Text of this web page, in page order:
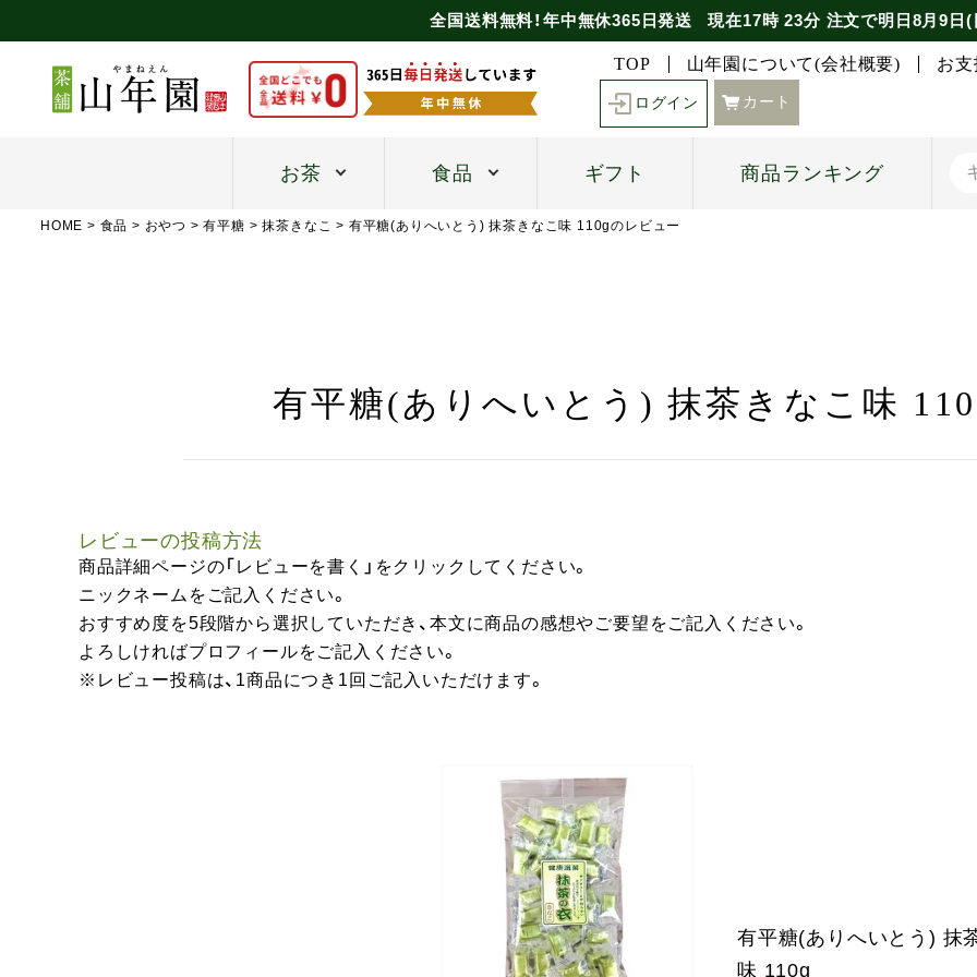
全国送料無料！年中無休365日発送 現在17時 23分注文で明日8月9日(
TOP 山年園について(会社概要) お
ログイン カート
お茶 食品 ギフト 商品ランキング
HOME 食品 おやつ 有平糖 抹茶きなこ 有平糖(ありへいとう) 抹茶きなこ味 110gのレビュー
有平糖(ありへいとう) 抹茶きなこ味
レビューの投稿方法
商品詳細ページの「レビューを書く」をクリックしてください。
ニックネームをご記入ください。
おすすめ度を5段階から選択していただき、本文に商品の感想やご要望をご記入ください。
よろしければプロフィールをご記入ください。
※レビュー投稿は、1商品につき1回ご記入いただけます。
有平糖(ありへいとう) 抹
味 110g